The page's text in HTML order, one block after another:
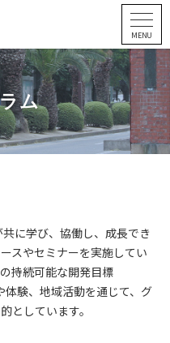
ム
に学び、協働し、成長でき
スやセミナーを実施してい
持続可能な開発目標
体験、地域活動を通じて、グ
としています。